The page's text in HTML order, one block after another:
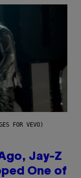
FOR VEVO)
Jay-Z
One of